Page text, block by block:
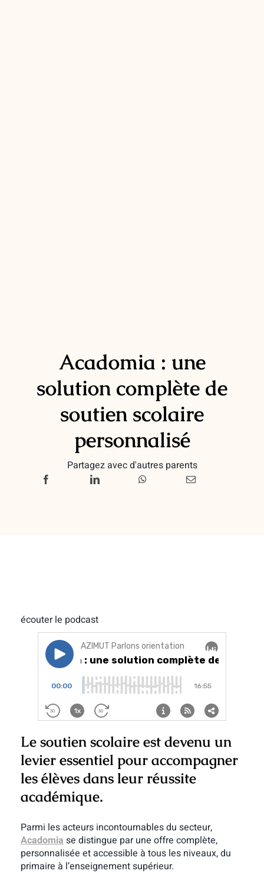
Acadomia : une
solution complète de
soutien scolaire
personnalisé
Partagez avec d'autres parents
écouter le podcast
Lesoutien scolaireest devenu un
levier essentiel pour accompagner
les élèves dans leur réussite
académique.
Parmi les acteurs incontournables du secteur,
Acadomiase distingue par une offre complète,
personnalisée et accessible à tous les niveaux, du
primaire à l’enseignement supérieur.